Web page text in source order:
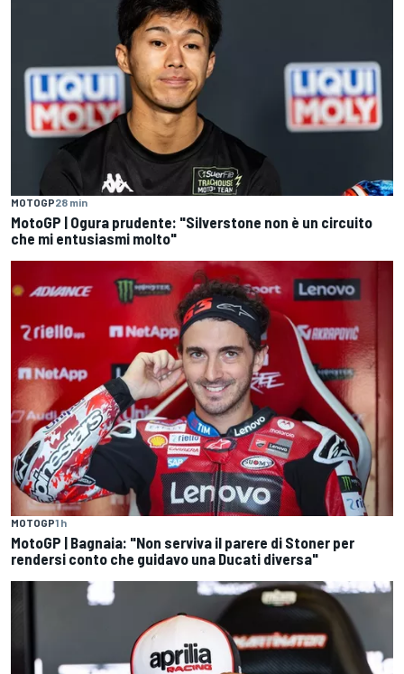
MOTOGP28 min
MotoGP | Ogura prudente: "Silverstone non è un circuito
che mi entusiasmi molto"
MOTOGP1 h
MotoGP | Bagnaia: "Non serviva il parere di Stoner per
rendersi conto che guidavo una Ducati diversa"